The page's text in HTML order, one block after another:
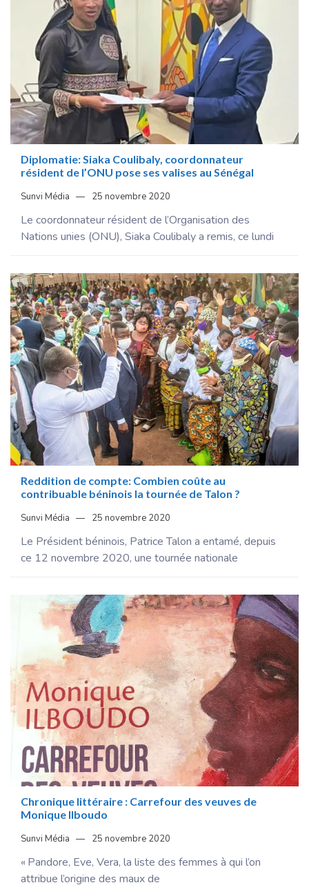
Diplomatie: Siaka Coulibaly, coordonnateur
résident de l’ONU pose ses valises au Sénégal
Sunvi Média 25 novembre 2020
Le coordonnateur résident de l’Organisation des
Nations unies (ONU), Siaka Coulibaly a remis, ce lundi
Reddition de compte: Combien coûte au
contribuable béninois la tournée de Talon ?
Sunvi Média 25 novembre 2020
Le Président béninois, Patrice Talon a entamé, depuis
ce 12 novembre 2020, une tournée nationale
Chronique littéraire : Carrefour des veuves de
Monique Ilboudo
Sunvi Média 25 novembre 2020
« Pandore, Eve, Vera, la liste des femmes à qui l’on
attribue l’origine des maux de